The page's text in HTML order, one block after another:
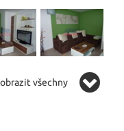
všechny